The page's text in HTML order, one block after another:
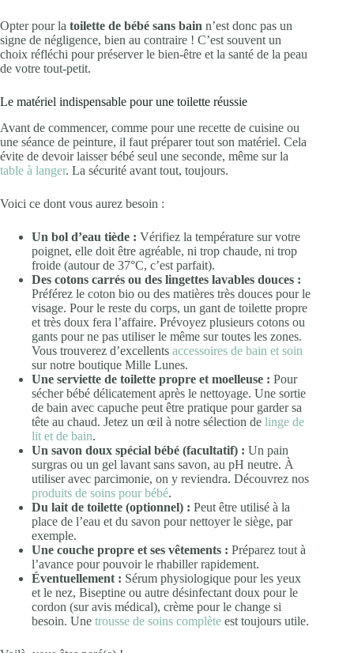
Opter pour la toilette de bébé sans bain n’est donc pas un
signe de négligence, bien au contraire ! C’est souvent un
choix réfléchi pour préserver le bien-être et la santé de la peau
de votre tout-petit.
Le matériel indispensable pour une toilette réussie
Avant de commencer, comme pour une recette de cuisine ou
une séance de peinture, il faut préparer tout son matériel. Cela
évite de devoir laisser bébé seul une seconde, même sur la
table à langer. La sécurité avant tout, toujours.
Voici ce dont vous aurez besoin :
Un bol d’eau tiède : Vérifiez la température sur votre
poignet, elle doit être agréable, ni trop chaude, ni trop
froide (autour de 37°C, c’est parfait).
Des cotons carrés ou des lingettes lavables douces :
Préférez le coton bio ou des matières très douces pour le
visage. Pour le reste du corps, un gant de toilette propre
et très doux fera l’affaire. Prévoyez plusieurs cotons ou
gants pour ne pas utiliser le même sur toutes les zones.
Vous trouverez d’excellents accessoires de bain et soin
sur notre boutique Mille Lunes.
Une serviette de toilette propre et moelleuse : Pour
sécher bébé délicatement après le nettoyage. Une sortie
de bain avec capuche peut être pratique pour garder sa
tête au chaud. Jetez un œil à notre sélection de linge de
lit et de bain.
Un savon doux spécial bébé (facultatif) : Un pain
surgras ou un gel lavant sans savon, au pH neutre. À
utiliser avec parcimonie, on y reviendra. Découvrez nos
produits de soins pour bébé.
Du lait de toilette (optionnel) : Peut être utilisé à la
place de l’eau et du savon pour nettoyer le siège, par
exemple.
Une couche propre et ses vêtements : Préparez tout à
l’avance pour pouvoir le rhabiller rapidement.
Éventuellement : Sérum physiologique pour les yeux
et le nez, Biseptine ou autre désinfectant doux pour le
cordon (sur avis médical), crème pour le change si
besoin. Une trousse de soins complète est toujours utile.